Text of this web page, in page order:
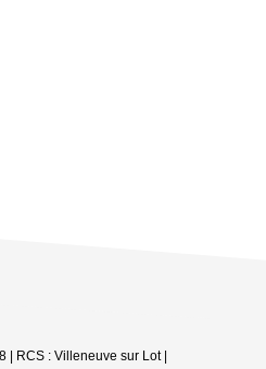
RCS : Villeneuve sur Lot |